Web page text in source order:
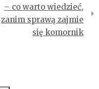
– co warto wiedzieć,
zanim sprawą zajmie
się komornik